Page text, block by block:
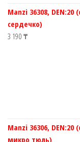
Manzi 36308,
сердечко)
3 190 ₸
Manzi 36306,
микро тюль)